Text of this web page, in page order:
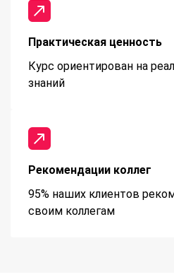
Практическая ценность
Курс ориентирован на
знаний
Рекомендации коллег
95% наших клиентов
своим коллегам